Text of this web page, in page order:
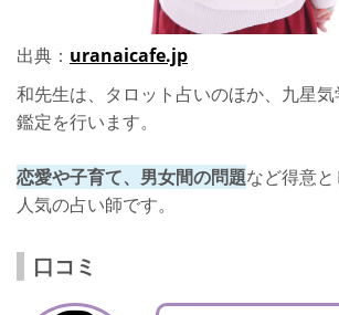
出典： uranaicafe.jp
和先生は、タロット占いのほか、九星
鑑定を行います。
恋愛や子育て、男女間の問題など得意
人気の占い師です。
口コミ